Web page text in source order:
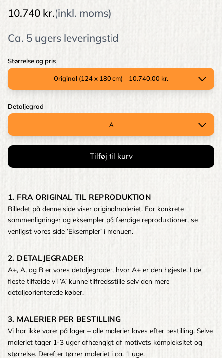
10.740 kr.(inkl. moms)
Ca. 5 ugers leveringstid
Størrelse og pris
Detaljegrad
1. FRA ORIGINAL TIL REPRODUKTION
Billedet på denne side viser originalmaleriet. For konkrete
sammenligninger og eksempler på færdige reproduktioner, se
venligst vores side ’Eksempler’ i menuen.
2. DETALJEGRADER
A+, A, og B er vores detaljegrader, hvor A+ er den højeste. I de
fleste tilfælde vil ’A’ kunne tilfredsstille selv den mere
detaljeorienterede køber.
3. MALERIER PER BESTILLING
Vi har ikke varer på lager – alle malerier laves efter bestilling. Selve
maleriet tager 1-3 uger afhængigt af motivets kompleksitet og
størrelse. Derefter tørrer maleriet i ca. 1 uge.